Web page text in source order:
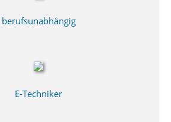
berufsunabhängig
E-Techniker